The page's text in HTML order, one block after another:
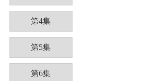
第4集
第5集
第6集